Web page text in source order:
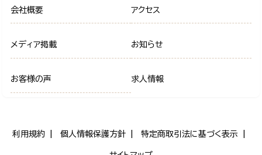
会社概要 アクセス
メディア掲載 お知らせ
お客様の声 求人情報
利用規約 個人情報保護方針 特定商取引法に基づく表示